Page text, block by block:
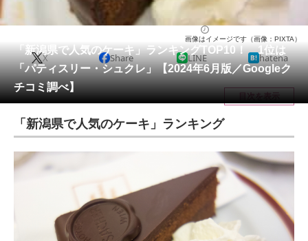
動物
会員記事
メディア
注目記事を集めた総合ページ
ITの今と未来を見通す
スマホと通信の最新トレンド
進化するPCとデバイスの未来
好きが集まる 比べて選べる
「新潟県で人気のケーキ」ランキングTOP10！ 1位は
「パティスリー・シュクレ」【2024年6月版／Googleク
チコミ調べ】
画像はイメージです（画像：PIXTA）
X Share LINE hatena
目次を表示
「新潟県で人気のケーキ」ランキング